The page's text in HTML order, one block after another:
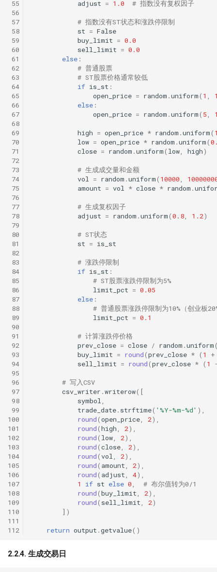
55
56
57
58
59
60
61
62
63
64
65
66
67
68
69
70
71
72
73
74
75
76
77
78
79
80
81
82
83
84
85
86
87
88
89
90
91
92
93
94
95
96
97
98
99
100
101
102
103
104
105
106
107
108
109
110
111
112
adjust = 1.0 # 指数没有复权因子
# 指数没有ST状态和涨跌停限制
st = False
buy_limit = 0.0
sell_limit = 0.0
else :
# 普通股票
# ST股票价格通常较低
if is_st :
open_price = random .uniform( 1
else :
open_price = random .uniform( 5
high = open_price * random .uniform(
low = open_price * random .uniform(
close = random .uniform( low high)
# 生成成交量和金额
vol
= random .uniform( 10000
amount = vol * close * random .
# 生成复权因子
adjust = random .uniform(0.8 1.2)
# ST状态
st = is_st
# 涨跌停限制
if is_st :
# ST股票涨跌停限制为5%
limit_pct = 0.05
else :
# 普通股票涨跌停限制为10%（创业板
limit_pct = 0.1
# 计算涨跌停价格
prev_close = close / random .uniform
buy_limit = round(prev_close * ( 1
+
sell_limit = round(prev_close * ( 1
# 写入CSV
csv_writer .writerow([
symbol
trade_date. strftime( '%Y-%m-%d' ),
round(open_price 2),
round(high 2),
round( low 2),
round(close 2),
round(vol 2),
round( amount 2),
round( adjust 4),
1
if st else 0
# 布尔值转为0/1
round(buy_limit 2),
round( sell_limit 2)
])
return output .getvalue()
2.2.4. 生成交易日